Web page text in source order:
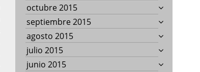
octubre 2015
septiembre 2015
agosto 2015
julio 2015
junio 2015